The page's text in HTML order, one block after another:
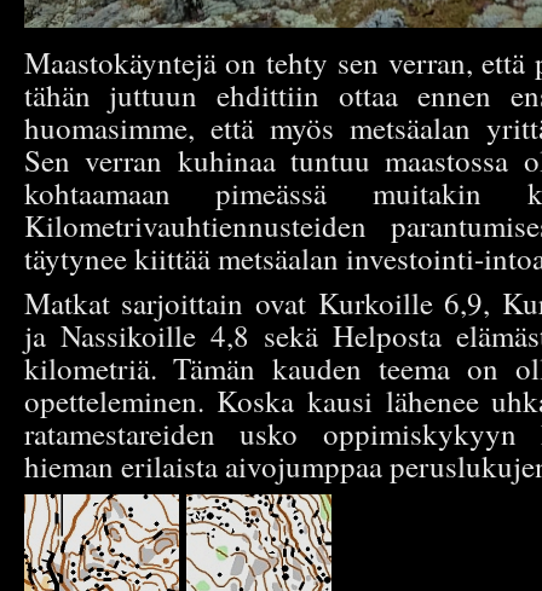
Maastokäyntejä on tehty sen verran,
tähän juttuun ehdittiin ottaa ennen
huomasimme, että myös metsäalan
Sen verran kuhinaa tuntuu maastossa
kohtaamaan pimeässä muitakin
Kilometrivauhtiennusteiden
täytynee kiittää metsäalan investointi-
Matkat sarjoittain ovat Kurkoille 6,9,
ja Nassikoille 4,8 sekä Helposta
kilometriä. Tämän kauden teema on
opetteleminen. Koska kausi lähenee
ratamestareiden usko oppimiskykyyn
hieman erilaista aivojumppaa